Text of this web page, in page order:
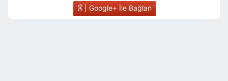
| Google+ İle Bağlan